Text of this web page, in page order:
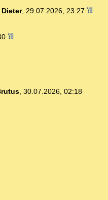
Dieter, 29.07.2026, 23:27
, 30.07.2026, 02:18